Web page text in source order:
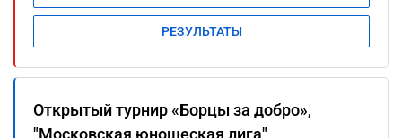
РЕЗУЛЬТАТЫ
Открытый турнир «Борцы за добро»,
"Московская юношеская лига"